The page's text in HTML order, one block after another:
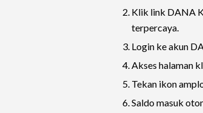
Klik link DANA
terpercaya.
Login ke akun
Akses halaman
Tekan ikon
Saldo masuk